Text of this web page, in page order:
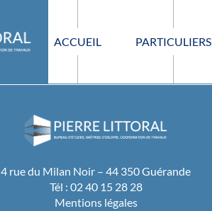
ACCUEIL PARTICULIERS
4 rue du Milan Noir – 44 350 Guérande
Tél : 02 40 15 28 28
Mentions légales